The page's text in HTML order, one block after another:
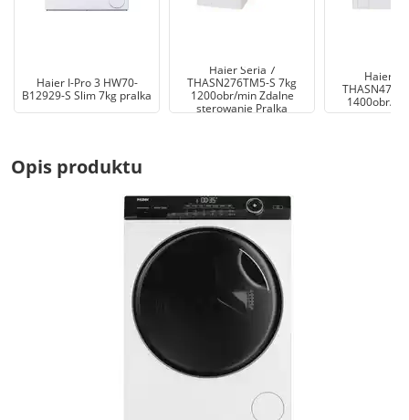
Haier I-Pro 3 HW70-
B12929-S Slim 7kg pralka
Haier Seria 7
THASN276TM5-S 7kg
1200obr/min Zdalne
sterowanie Pralka
Haier
1400obr/
Opis produktu